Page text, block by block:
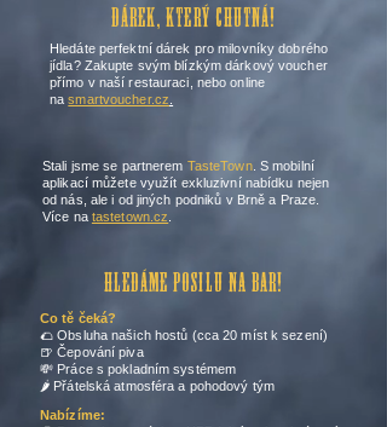
DÁREK, KTERÝ CHUTNÁ!
Hledáte perfektní dárek pro milovníky dobrého
jídla? Zakupte svým blízkým dárkový voucher
přímo v naší restauraci, nebo online
nasmartvoucher.cz
Stali jsme se partnerem TasteTown. S mobilní
aplikací můžete využít exkluzivní nabídku nejen
od nás, ale i od jiných podniků v Brně a Praze.
Více na tastetown.cz
HLEDÁME POSILU NA BAR!
Co tě čeká?
🌮 Obsluha našich hostů (cca 20 míst k sezení)
🍺 Čepování piva
💸 Práce s pokladním systémem
🌶 Přátelská atmosféra a pohodový tým
Nabízíme: